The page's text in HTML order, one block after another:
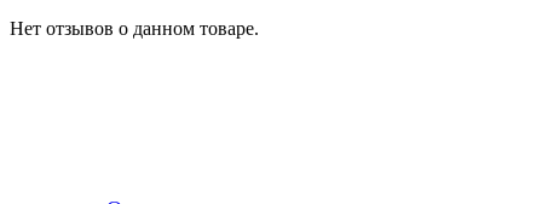
Нет отзывов о данном товаре.